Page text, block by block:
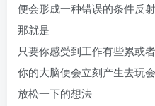
便会形成一种错误的条件反射
那就是
只要你感受到工作有些累或
你的大脑便会立刻产生去玩
放松一下的想法